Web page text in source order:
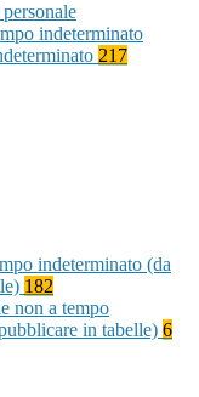
indeterminato
217
indeterminato (da
182
non a tempo
in tabelle) 6